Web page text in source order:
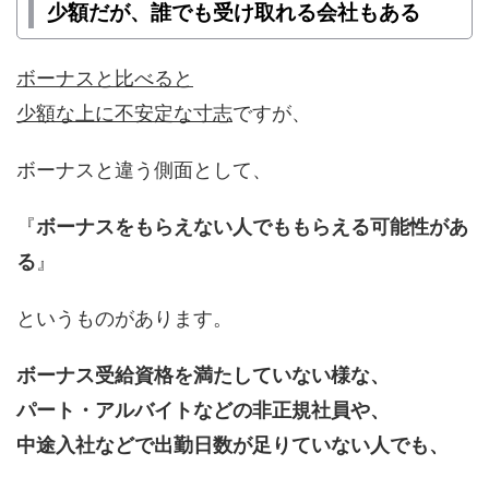
少額だが、誰でも受け取れる会社もある
ボーナスと比べると
少額な上に不安定な寸志ですが、
ボーナスと違う側面として、
『ボーナスをもらえない人でももらえる可能性があ
る 』
というものがあります。
ボーナス受給資格を満たしていない様な、
パート・アルバイトなどの非正規社員や、
中途入社などで出勤日数が足りていない人でも、